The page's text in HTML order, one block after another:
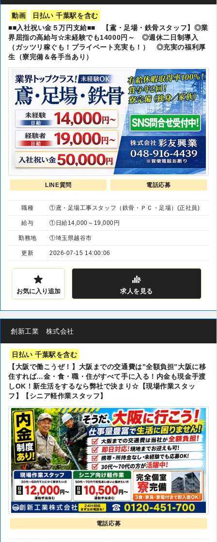
動画
日払い 千葉駅を含む
■■入社祝い金５万円支給■■ 【鳶・足場・鉄骨スタッフ】◎業
界屈指の高給与☆未経験でも14000円～ ◎週休二日制導入
（ガッツリ稼ぐも！プライベート充実も！） ◎充実の福利厚
生（寮完備＆各手当あり）
LINE質問 電話応募
職種 ①鳶・足場工事スタッフ（鉄骨・ＰＣ・足場）(正社員)
給与 ①日給14,000～19,000円
勤務地 ①埼玉県越谷市
更新 2026-07-15 14:00:06
お気に入り追加 求人 を見る
創新工業 株式会社
日払い 千葉駅を含む
【大阪で働こうぜ！】大阪までの交通費は”全額負担”大阪に移
住すれば…金・食・職・住がすべて手に入る！内金も現金手渡
しOK！新生活をするなら弊社で決まり☆【現場作業スタッ
フ】【シニア軽作業スタッフ】
電話応募